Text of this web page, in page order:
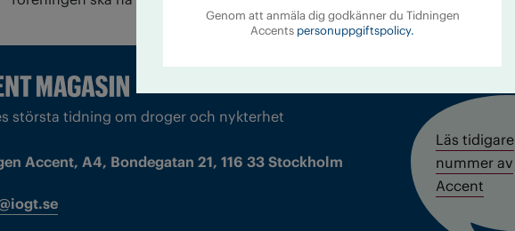
största tidning om droger och nykterhet
Accent, A4, Bondegatan 21, 116 33 Stockholm
Läs tidigare
nummer av
Accent
Genom att anmäla dig godkänner du Tidningen
Accents personuppgiftspolicy.